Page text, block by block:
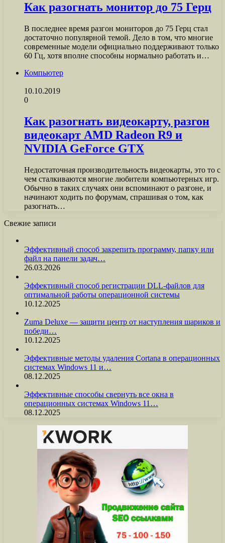
Как разогнать монитор до 75 Герц
В последнее время разгон мониторов до 75 Герц стал
достаточно популярной темой. Дело в том, что многие
современные модели официально поддерживают только
60 Гц, хотя вполне способны нормально работать и…
Компьютер
10.10.2019
0
Как разогнать видеокарту, разгон
видеокарт AMD Radeon R9 и
NVIDIA GeForce GTX
Недостаточная производительность видеокарты, это то с
чем сталкиваются многие любители компьютерных игр.
Обычно в таких случаях они вспоминают о разгоне, и
начинают ходить по форумам, спрашивая о том, как
разогнать…
Свежие записи
Эффективный способ закрепить программу, папку или
файл на панели задач…
26.03.2026
Эффективный способ регистрации DLL-файлов для
оптимальной работы операционной системы
10.12.2025
Zuma Deluxe — защити центр от наступления шариков и
победи…
10.12.2025
Эффективные методы удаления Cortana в операционных
системах Windows 11 и…
08.12.2025
Эффективные способы свернуть все окна в
операционных системах Windows 11…
08.12.2025